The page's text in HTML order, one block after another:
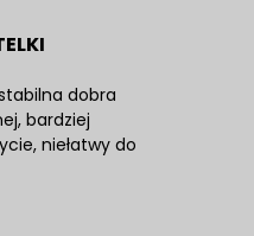
dobra
bardziej
niełatwy do